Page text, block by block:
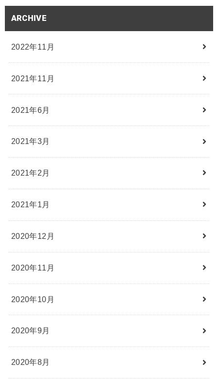
ARCHIVE
2022年11月
2021年11月
2021年6月
2021年3月
2021年2月
2021年1月
2020年12月
2020年11月
2020年10月
2020年9月
2020年8月